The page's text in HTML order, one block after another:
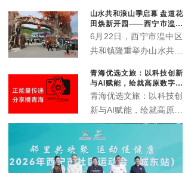
象城启动。活动以“众智
成潮”为主题，联动“雪脉
计划”，汇聚川、藏、
机构，搭建西部青年文化
交流平台。
山水共和浪山季启幕 盘道花
田焕新开园——西宁市湟中
区共和镇农文旅深度融合再
6月22日，西宁市湟中区
共和镇隆重举办山水共和
田开业典礼。全新升级的
盘道花田景区正式对外开
放，众多干部群众、非遗
传承人、文艺爱好者及各
地游客齐聚葱湾村，共赏
花海盛景、共品乡土文
脉、共赴乡村文旅新盛
青海优选文旅：以科技创新
与AI赋能，绘就高原数字文
旅新画卷
青海优选文旅：以科技创
新与AI赋能，绘就高原数
字文旅新画卷